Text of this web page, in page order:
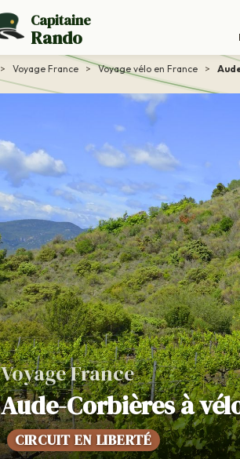
Capitaine
Rando
> Voyage France > Voyage vélo en France >
Voyage France
Aude-Corbières à
CIRCUIT EN LIBERTÉ